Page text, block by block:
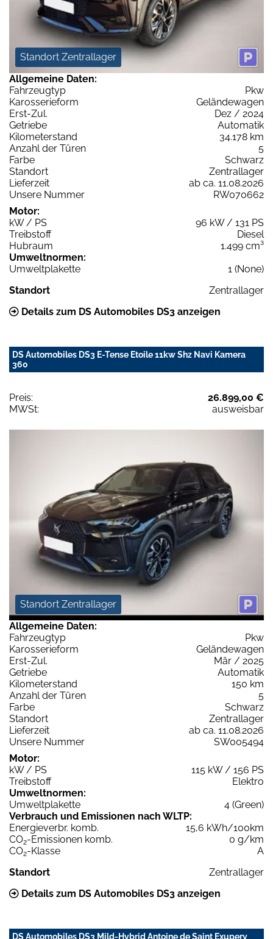
Standort Zentrallager
Allgemeine Daten:
Fahrzeugtyp
Pkw
Karosserieform
Geländewagen
Erst-Zul.
Dez / 2024
Getriebe
Automatik
Kilometerstand
34.178 km
Anzahl der Türen
5
Farbe
Schwarz
Standort
Zentrallager
Lieferzeit
ab ca. 11.08.2026
Unsere Nummer
RW070662
Motor:
kW / PS
96 kW / 131 PS
Treibstoff
Diesel
Hubraum
1.499 cm³
Umweltnormen:
Umweltplakette
1 (None)
Standort
Zentrallager
Details zum DS Automobiles DS3 anzeigen
DS Automobiles DS3 E-Tense Etoile 11kw Shz Navi Kamera
360
Preis:
26.899,00 €
MWSt:
ausweisbar
Standort Zentrallager
Allgemeine Daten:
Fahrzeugtyp
Pkw
Karosserieform
Geländewagen
Erst-Zul.
Mär / 2025
Getriebe
Automatik
Kilometerstand
150 km
Anzahl der Türen
5
Farbe
Schwarz
Standort
Zentrallager
Lieferzeit
ab ca. 11.08.2026
Unsere Nummer
SW005494
Motor:
kW / PS
115 kW / 156 PS
Treibstoff
Elektro
Umweltnormen:
Umweltplakette
4 (Green)
Verbrauch und Emissionen nach WLTP:
Energieverbr. komb.
15,6 kWh/100km
CO2-Emissionen komb.
0 g/km
CO2-Klasse
A
Standort
Zentrallager
Details zum DS Automobiles DS3 anzeigen
DS Automobiles DS3 Mild-Hybrid Antoine de Saint Exupery